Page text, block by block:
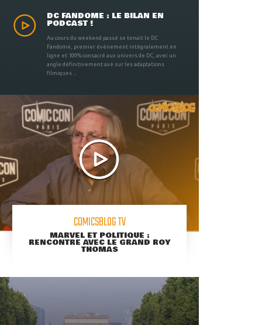
DC FANDOME : LE BILAN EN
PODCAST !
Au cours du weekend passé se tenait le DC
Fandome, premier évènement intégralement en
ligne et 100% consacré aux univers de DC, avec un
angle définitivement axé sur les adaptations
filmiques ...
COMICSBLOG TV
MARVEL ET POLITIQUE :
RENCONTRE AVEC LE GRAND ROY
THOMAS